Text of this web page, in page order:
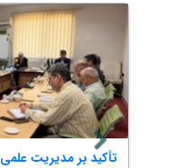
تأکید بر مدیریت